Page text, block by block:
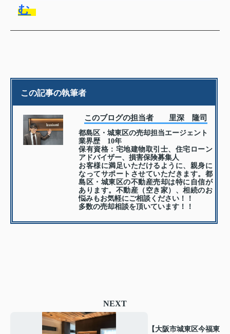
む
この記事の執筆者
このブログの担当者 里深 隆司
都島区・城東区の売却担当エージェント
業界歴 10年
保有資格：宅地建物取引士、住宅ローン
アドバイザー、損害保険募集人
お客様に満足いただけるように、親身に
なってサポートさせていただきます。都
島区・城東区の不動産売却は特に自信が
あります。不動産（空き家）、相続のお
悩みもお気軽にご相談ください！！
多数の売却相談を頂いています！！
NEXT
【大阪市城東区今福東